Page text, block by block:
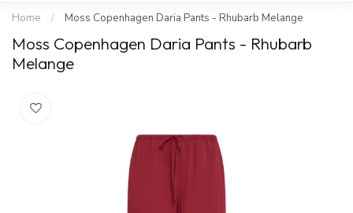
Home / Moss Copenhagen Daria Pants - Rhubarb Melange
Moss Copenhagen Daria Pants - Rhubarb
Melange